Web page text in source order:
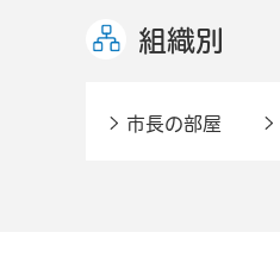
組織別
市長の部屋